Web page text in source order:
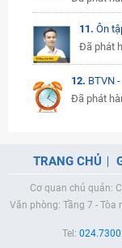
11. Ôn
Đã phát
12. BTVN
Đã phát
TRANG CHỦ
Cơ quan chủ quản:
Văn phòng: Tầng 7 -
Tel: